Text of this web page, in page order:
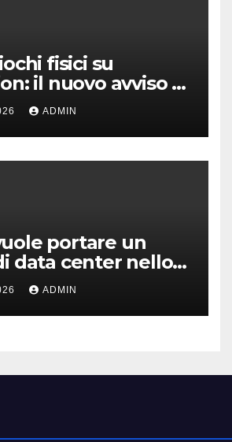
fisici su
il nuovo avviso di
conferma
ADMIN
portare un
data center nello
sarà il cervello
ADMIN